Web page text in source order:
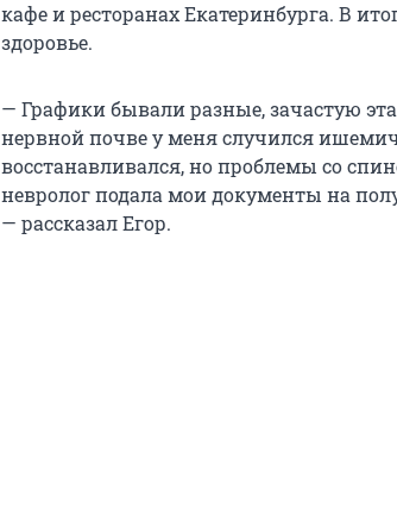
кафе и ресторанах Екатеринбурга. В
здоровье.
— Графики бывали разные, зачастую
нервной почве у меня случился
восстанавливался, но проблемы со
невролог подала мои документы на
— рассказал Егор.